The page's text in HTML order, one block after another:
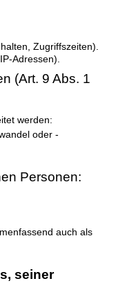
Zugriffszeiten).
Adressen).
(Art. 9 Abs. 1
werden:
oder -
Personen:
auch als
seiner